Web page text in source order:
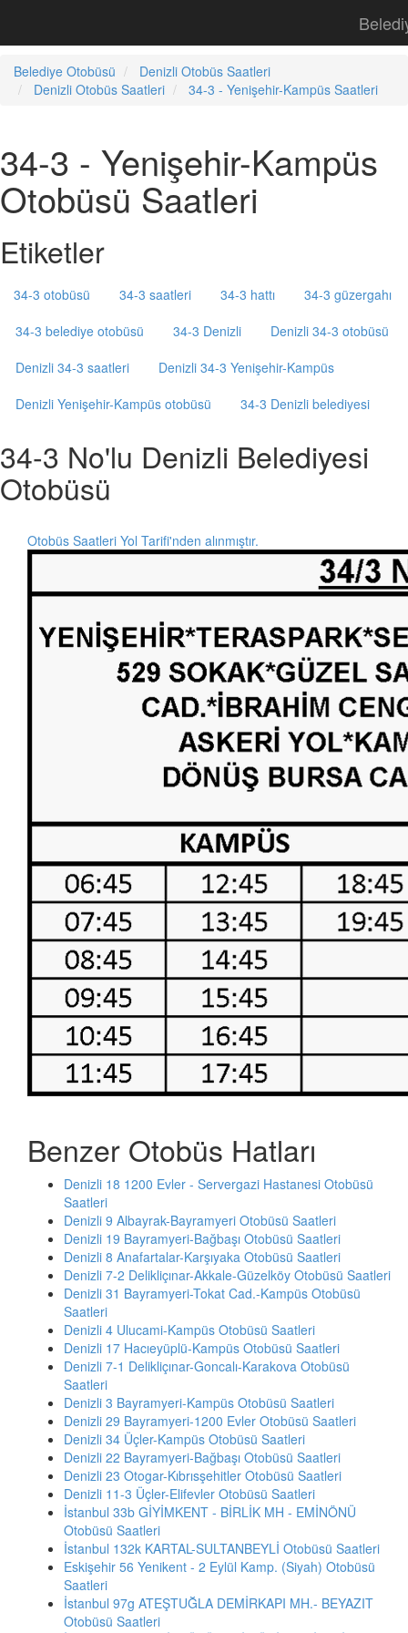
Belediye Otobüsü
Denizli Otobüs Saatleri
Denizli Otobüs Saatleri
34-3 - Yenişehir-Kampüs Saatleri
34-3 - Yenişehir-Kampüs
Otobüsü Saatleri
Etiketler
34-3 otobüsü 34-3 saatleri 34-3 hattı
34-3 güzergahı
34-3 belediye otobüsü
34-3 Denizli
Denizli 34-3 otobüsü
Denizli 34-3 saatleri
Denizli 34-3 Yenişehir-Kampüs
Denizli Yenişehir-Kampüs otobüsü
34-3 Denizli belediyesi
34-3 No'lu Denizli Belediyesi
Otobüsü
Otobüs Saatleri Yol Tarifi'nden alınmıştır.
Benzer Otobüs Hatları
Denizli 18 1200 Evler - Servergazi Hastanesi Otobüsü
Saatleri
Denizli 9 Albayrak-Bayramyeri Otobüsü Saatleri
Denizli 19 Bayramyeri-Bağbaşı Otobüsü Saatleri
Denizli 8 Anafartalar-Karşıyaka Otobüsü Saatleri
Denizli 7-2 Delikliçınar-Akkale-Güzelköy Otobüsü Saatleri
Denizli 31 Bayramyeri-Tokat Cad.-Kampüs Otobüsü
Saatleri
Denizli 4 Ulucami-Kampüs Otobüsü Saatleri
Denizli 17 Hacıeyüplü-Kampüs Otobüsü Saatleri
Denizli 7-1 Delikliçınar-Goncalı-Karakova Otobüsü
Saatleri
Denizli 3 Bayramyeri-Kampüs Otobüsü Saatleri
Denizli 29 Bayramyeri-1200 Evler Otobüsü Saatleri
Denizli 34 Üçler-Kampüs Otobüsü Saatleri
Denizli 22 Bayramyeri-Bağbaşı Otobüsü Saatleri
Denizli 23 Otogar-Kıbrısşehitler Otobüsü Saatleri
Denizli 11-3 Üçler-Elifevler Otobüsü Saatleri
İstanbul 33b GİYİMKENT - BİRLİK MH - EMİNÖNÜ
Otobüsü Saatleri
İstanbul 132k KARTAL-SULTANBEYLİ Otobüsü Saatleri
Eskişehir 56 Yenikent - 2 Eylül Kamp. (Siyah) Otobüsü
Saatleri
İstanbul 97g ATEŞTUĞLA DEMİRKAPI MH.- BEYAZIT
Otobüsü Saatleri